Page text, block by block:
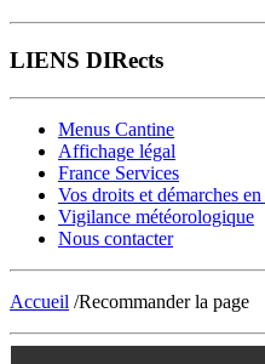
LIENS DIRects
Menus Cantine
Affichage légal
France Services
Vos droits et démarches
Vigilance météorologique
Nous contacter
Accueil /Recommander la page